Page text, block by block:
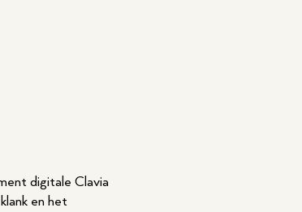
digitale Clavia
en het